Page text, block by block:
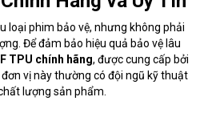
loại phim bảo vệ, nhưng không phải
Để đảm bảo hiệu quả bảo vệ lâu
TPU chính hãng, được cung cấp bởi
vị này thường có đội ngũ kỹ thuật
lượng sản phẩm.